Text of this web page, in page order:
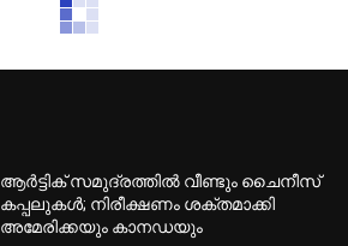
ആർട്ടിക് സമുദ്രത്തിൽ വീണ്ടും ചൈനീസ്
കപ്പലുകൾ; നിരീക്ഷണം ശക്തമാക്കി
അമേരിക്കയും കാനഡയും